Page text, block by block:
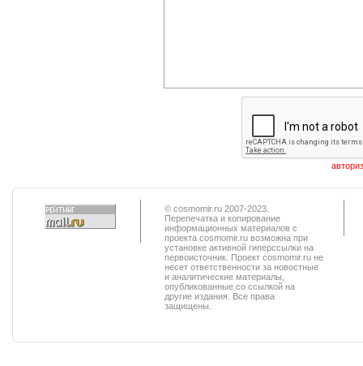
© cosmomir.ru 2007-2023.
Перепечатка и копирование
информационных материалов с
проекта cosmomir.ru возможна при
установке активной гиперссылки на
первоисточник. Проект cosmomir.ru не
несет ответственности за новостные
и аналитические материалы,
опубликованные со ссылкой на
другие издания. Все права
защищены.